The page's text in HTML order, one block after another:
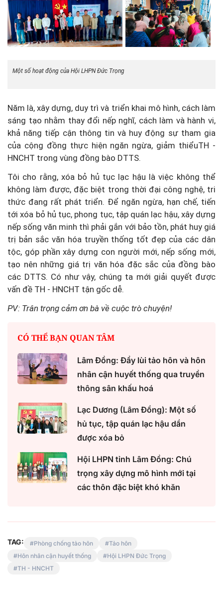
Một số hoạt động của Hội LHPN Đức Trọng
Năm là, xây dựng, duy trì và triển khai mô hình, cách làm
sáng tạo nhằm thay đổi nếp nghĩ, cách làm và hành vi,
khả năng tiếp cận thông tin và huy động sự tham gia
của cộng đồng thực hiện ngăn ngừa, giảm thiểuTH -
HNCHT trong vùng đồng bào DTTS.
Tôi cho rằng, xóa bỏ hủ tục lạc hậu là việc không thể
không làm được, đặc biệt trong thời đại công nghệ, tri
thức đang rất phát triển. Để ngăn ngừa, hạn chế, tiến
tới xóa bỏ hủ tục, phong tục, tập quán lạc hậu, xây dựng
nếp sống văn minh thì phải gắn với bảo tồn, phát huy giá
trị bản sắc văn hóa truyền thống tốt đẹp của các dân
tộc, góp phần xây dựng con người mới, nếp sống mới,
tạo nên những giá trị văn hóa đặc sắc của đồng bào
các DTTS. Có như vậy, chúng ta mới giải quyết được
vấn đề TH - HNCHT tận gốc dễ.
PV: Trân trọng cảm ơn bà về cuộc trò chuyện!
CÓ THỂ BẠN QUAN TÂM
Lâm Đồng: Đẩy lùi tảo hôn và hôn
nhân cận huyết thống qua truyền
thông sân khấu hoá
Lạc Dương (Lâm Đồng): Một số
hủ tục, tập quán lạc hậu dần
được xóa bỏ
Hội LHPN tỉnh Lâm Đồng: Chú
trọng xây dựng mô hình mới tại
các thôn đặc biệt khó khăn
TAG: Phòng chống tảo hôn
Tảo hôn
Hôn nhân cận huyết thống
Hội LHPN Đức Trọng
TH - HNCHT